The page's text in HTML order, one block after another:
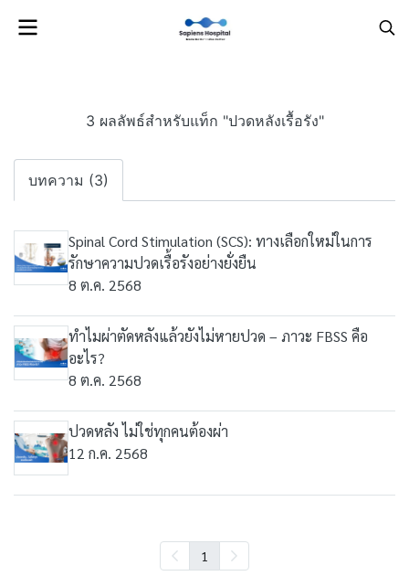
3 ผลลัพธ์สำหรับแท็ก "ปวดหลังเรื้อรัง"
บทความ (3)
Spinal Cord Stimulation (SCS): ทางเลือกใหม่ในการ
รักษาความปวดเรื้อรังอย่างยั่งยืน
8 ต.ค. 2568
ทำไมผ่าตัดหลังแล้วยังไม่หายปวด – ภาวะ FBSS คือ
อะไร?
8 ต.ค. 2568
ปวดหลัง ไม่ใช่ทุกคนต้องผ่า
12 ก.ค. 2568
1